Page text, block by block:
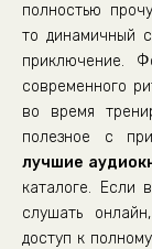
Глава 19.
Глава 20.
Глава 21.
Глава 22.
Глава 23.
Глава 24.
полностью
то динамичный
приключение.
современного
во время
полезное с
лучшие
каталоге. Если
слушать
доступ к